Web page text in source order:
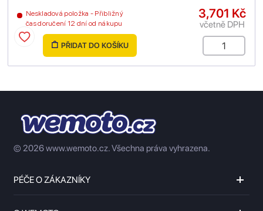
Neskladová položka - Přibližný
čas doručení 12 dní od nákupu
3,701 Kč
včetně DPH
PŘIDAT DO KOŠÍKU
© 2026 www.wemoto.cz.Všechna práva vyhrazena.
PÉČE O ZÁKAZNÍKY